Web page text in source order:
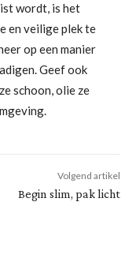
wordt, is het
en veilige plek te
op een manier
Geef ook
schoon, olie ze
Volgend artikel
Begin slim, pak licht